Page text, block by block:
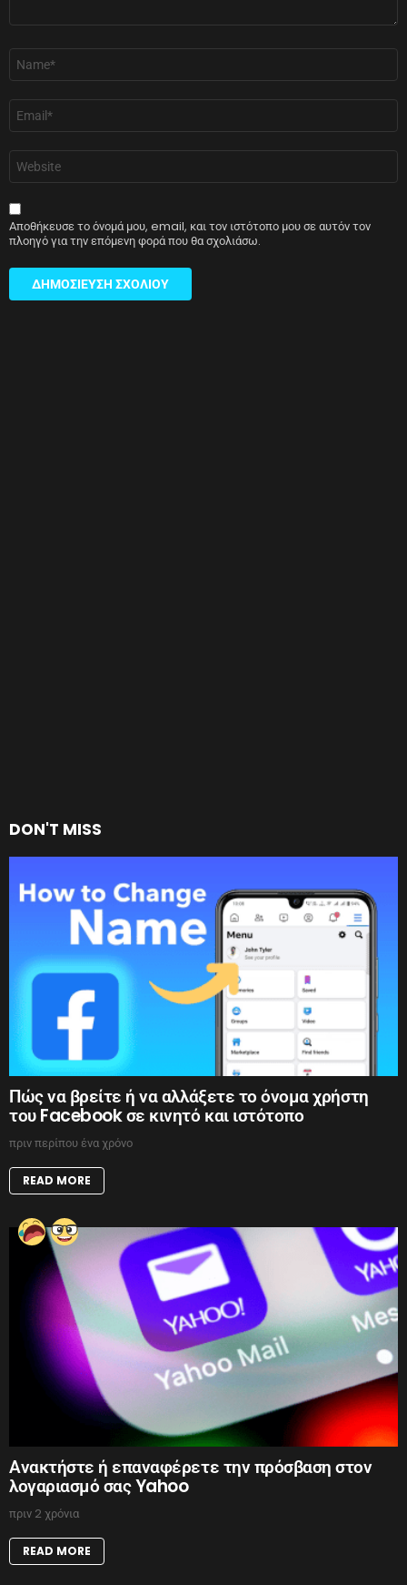
Όνομα
Email
Ιστότοπος
Αποθήκευσε το όνομά μου, email, και τον ιστότοπο μου σε αυτόν τον
πλοηγό για την επόμενη φορά που θα σχολιάσω.
DON'T MISS
Πώς να βρείτε ή να αλλάξετε το όνομα χρήστη
του Facebook σε κινητό και ιστότοπο
πριν περίπου ένα χρόνο
READ MORE
Ανακτήστε ή επαναφέρετε την πρόσβαση στον
λογαριασμό σας Yahoo
πριν 2 χρόνια
READ MORE